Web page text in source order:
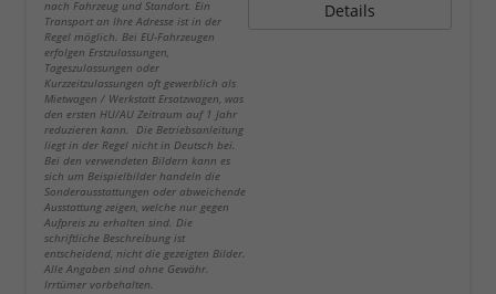
nach Fahrzeug und Standort. Ein
Transport an Ihre Adresse ist in der
Regel möglich. Bei EU-Fahrzeugen
erfolgen Erstzulassungen,
Tageszulassungen oder
Kurzzeitzulassungen oft gewerblich als
Mietwagen / Werkstatt Ersatzwagen, was
den ersten HU/AU Zeitraum auf 1 Jahr
reduzieren kann. Die Betriebsanleitung
liegt in der Regel nicht in Deutsch bei.
Bei den verwendeten Bildern kann es
sich um Beispielbilder handeln die
Sonderausstattungen oder abweichende
Ausstattung zeigen, welche nur gegen
Aufpreis zu erhalten sind. Die
schriftliche Beschreibung ist
entscheidend, nicht die gezeigten Bilder.
Alle Angaben sind ohne Gewähr.
Irrtümer vorbehalten.
Details